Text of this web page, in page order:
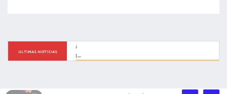
ULTIMAS NOTICIAS
ASISTE ALCALDE DE TLAXCALA A INFORME SOBRE INCIDENCIA
DELICTIVA Y REFRENDA TRABAJO COORDINADO